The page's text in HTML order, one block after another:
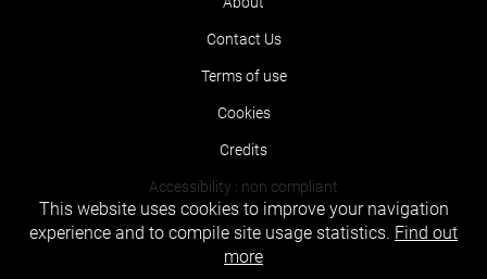
Contact Us
Terms of use
Cookies
Credits
Accessibility : non compliant
This website uses cookies to improve your navigation
experience and to compile site usage statistics. Find out
more